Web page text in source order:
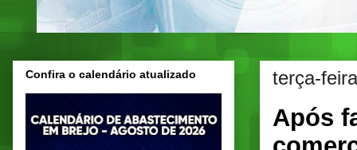
terça-
Após
Confira o calendário atualizado